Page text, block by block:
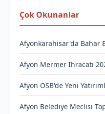
Çok Okunanlar
Afyonkarahisar'da Bahar
Afyon Mermer İhracatı
Afyon OSB'de Yeni
Afyon Belediye Meclisi